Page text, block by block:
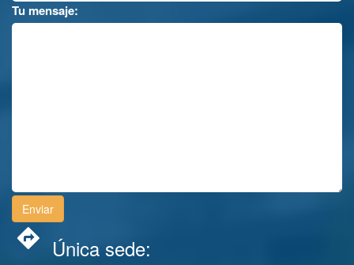
Tu mensaje:
Única sede: